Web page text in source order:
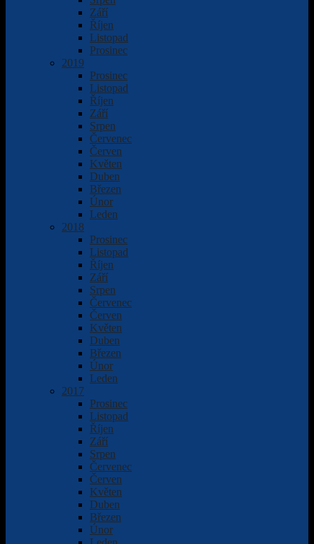
Září
Říjen
Listopad
Prosinec
2019
Prosinec
Listopad
Říjen
Září
Srpen
Červenec
Červen
Květen
Duben
Březen
Únor
Leden
2018
Prosinec
Listopad
Říjen
Září
Srpen
Červenec
Červen
Květen
Duben
Březen
Únor
Leden
2017
Prosinec
Listopad
Říjen
Září
Srpen
Červenec
Červen
Květen
Duben
Březen
Únor